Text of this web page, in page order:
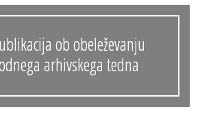
ob obeleževanju
arhivskega tedna